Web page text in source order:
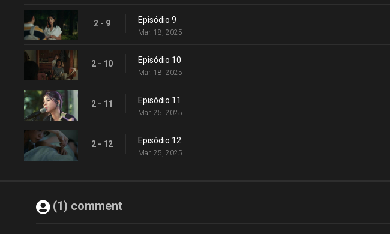
2 - 9 Episódio 9
Mar. 18, 2025
2 - 10 Episódio 10
Mar. 18, 2025
2 - 11 Episódio 11
Mar. 25, 2025
2 - 12 Episódio 12
Mar. 25, 2025
(1) comment